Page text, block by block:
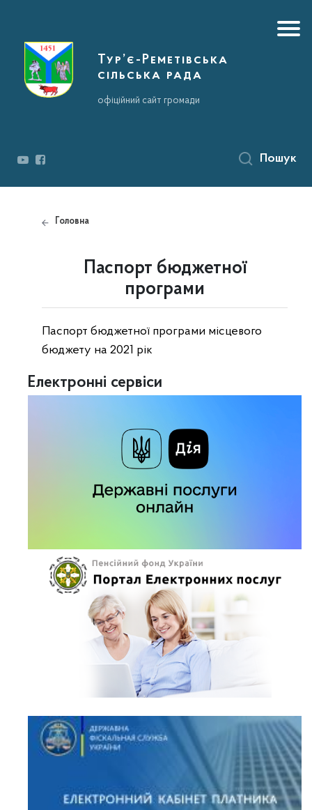
Тур’є-Реметівська
сільська рада
офіційний сайт громади
Пошук
Головна
Паспорт бюджетної
програми
Паспорт бюджетної програми місцевого
бюджету на 2021 рік
Електронні сервіси